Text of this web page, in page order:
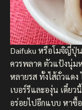
Daifuku หรือโมจิญี่ปุ่
ควรพลาด ตัวแป้งนุ่ม
หลายรส ทั้งไส้ถั่วแดง
เบอร์รีและองุ่น เดี๋ย
อร่อยไปอีกแบบ หาซื้